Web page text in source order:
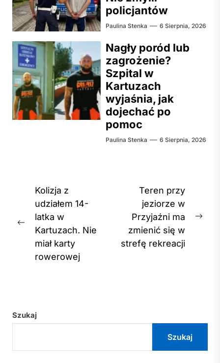
policjantów
Paulina Stenka 6 Sierpnia, 2026
Nagły poród lub
zagrożenie?
Szpital w
Kartuzach
wyjaśnia, jak
dojechać po
pomoc
Paulina Stenka 6 Sierpnia, 2026
Nawigacja
wpisu
Previous
post:
Kolizja z
udziałem 14-
latka w
Kartuzach. Nie
miał karty
rowerowej
Teren przy
jeziorze w
Przyjaźni ma
zmienić się w
strefę rekreacji
Szukaj
Szukaj